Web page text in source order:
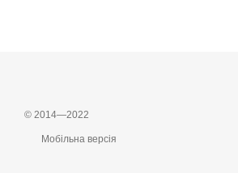
© 2014—2022
Мобільна версія